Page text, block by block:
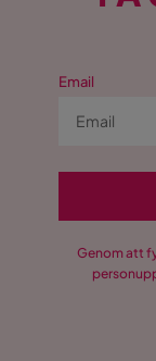
Email
Genom att